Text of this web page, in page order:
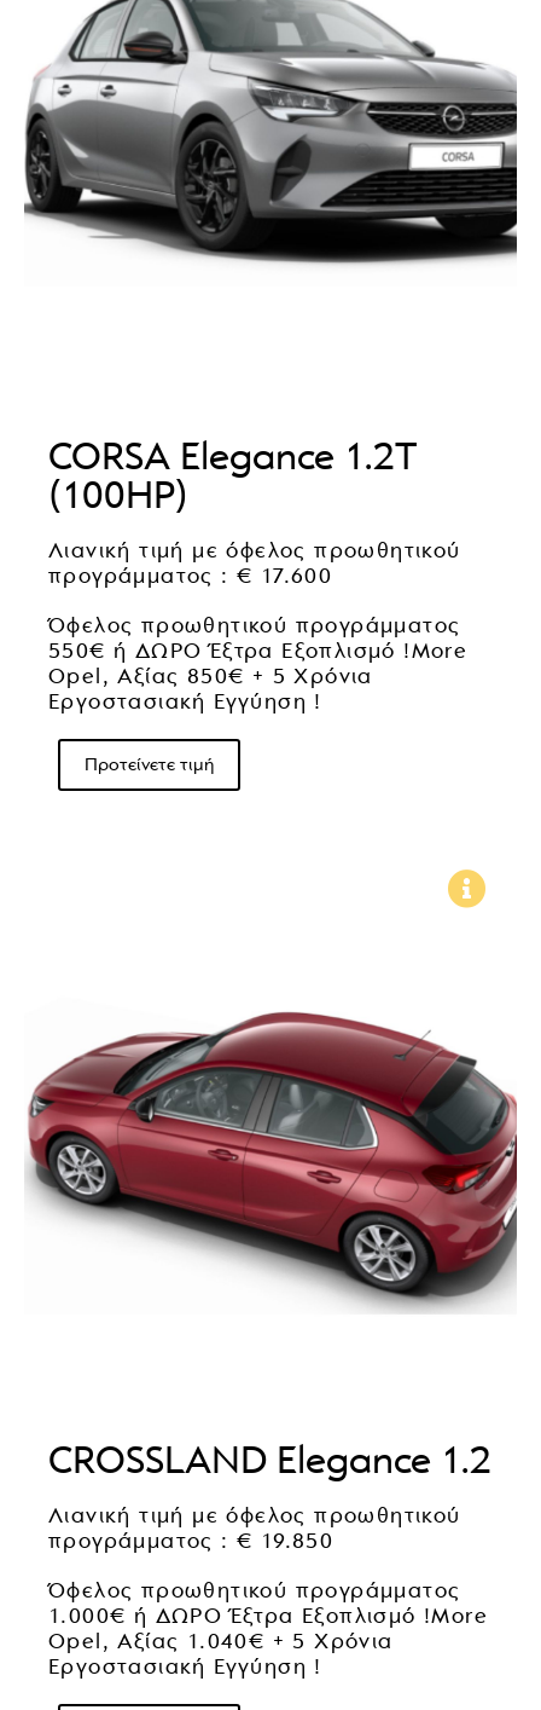
CORSA Elegance 1.2T
(100HP)
Λιανική τιμή με όφελος προωθητικού
προγράμματος : € 17.600
Όφελος προωθητικού προγράμματος
550€ ή ΔΩΡΟ Έξτρα Εξοπλισμό !More
Opel, Αξίας 850€ + 5 Χρόνια
Εργοστασιακή Εγγύηση !
Προτείνετε τιμή
CROSSLAND Elegance 1.2
Λιανική τιμή με όφελος προωθητικού
προγράμματος : € 19.850
Όφελος προωθητικού προγράμματος
1.000€ ή ΔΩΡΟ Έξτρα Εξοπλισμό !More
Opel, Αξίας 1.040€ + 5 Χρόνια
Εργοστασιακή Εγγύηση !